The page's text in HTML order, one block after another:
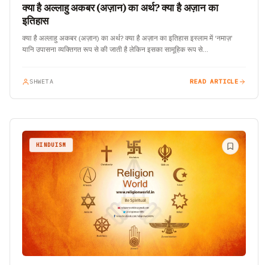
क्या है अल्लाहु अकबर (अज़ान) का अर्थ? क्या है अज़ान का
इतिहास
क्या है अल्लाहु अकबर (अज़ान) का अर्थ? क्या है अज़ान का इतिहास इस्लाम में ‘नमाज़’
यानि उपासना व्यक्तिगत रूप से की जाती है लेकिन इसका सामूहिक रूप से…
SHWETA READ ARTICLE
HINDUISM